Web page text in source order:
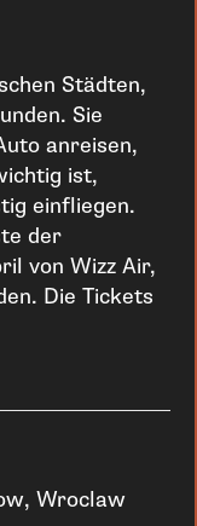
Städten,
Sie
anreisen,
ist,
einfliegen.
der
von Wizz Air,
Die Tickets
Wroclaw